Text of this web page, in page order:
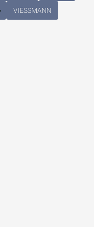
VIESSMANN